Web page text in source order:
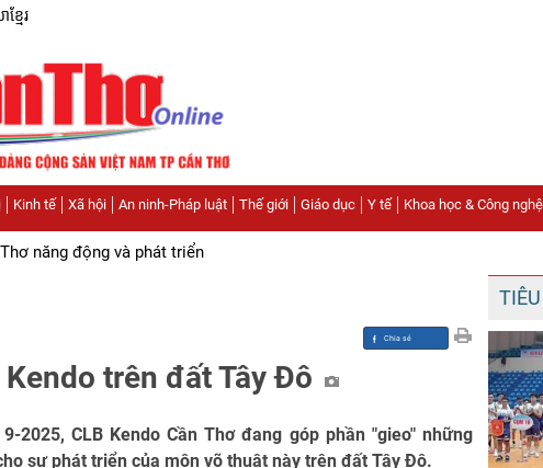
មែរ
Kinh tế Xã hội An ninh-Pháp luật Thế giới Giáo dục Y tế Khoa học & Công nghệ
năng động và phát triển
Kendo trên đất Tây Đô
2025, CLB Kendo Cần Thơ đang góp phần "gieo" những
sự phát triển của môn võ thuật này trên đất Tây Đô.